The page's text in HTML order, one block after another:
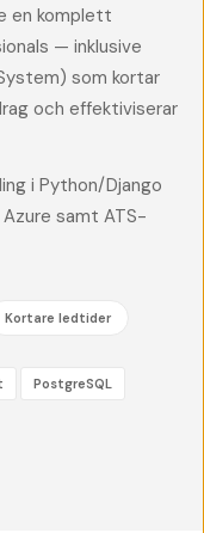
en komplett
— inklusive
som kortar
och effektiviserar
i Python/Django
samt ATS-
Kortare ledtider
PostgreSQL